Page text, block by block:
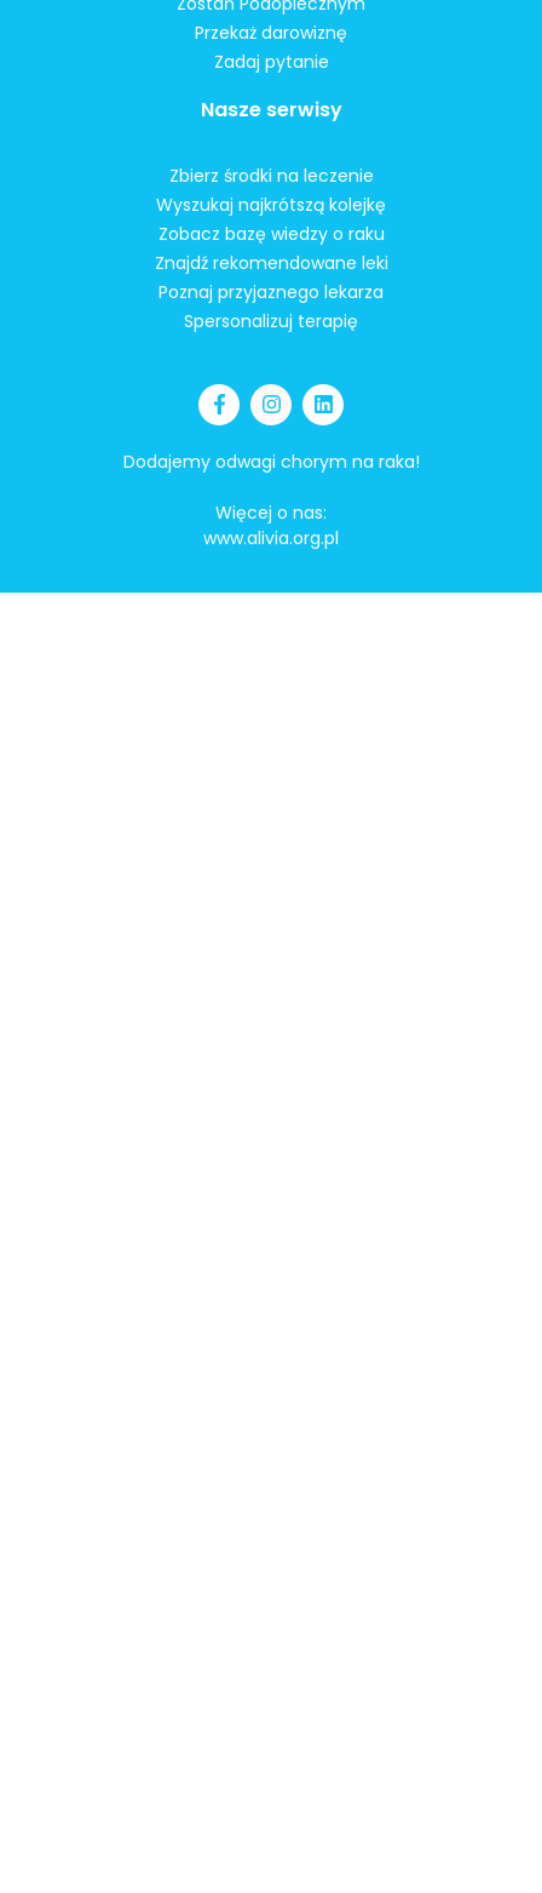
Przekaż darowiznę
Zadaj pytanie
Nasze serwisy
Zbierz środki na leczenie
Wyszukaj najkrótszą kolejkę
Zobacz bazę wiedzy o raku
Znajdź rekomendowane leki
Poznaj przyjaznego lekarza
Spersonalizuj terapię
Dodajemy odwagi chorym na raka!
Więcej o nas:
www.alivia.org.pl